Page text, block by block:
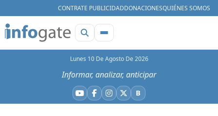
CONTRATE PUBLICIDADDONACIONESQUIÉNES SOMOS
Lunes 10 De Agosto De 2026
Informar, analizar, anticipar
YouTube
Facebook
Instagram
X BBluesky